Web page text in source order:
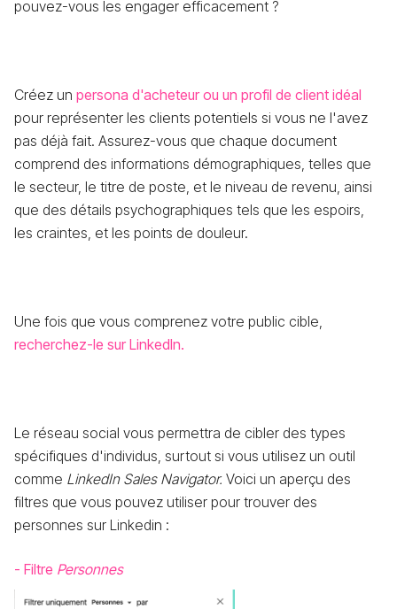
pouvez-vous les engager efficacement ?
Créez un persona d'acheteur ou un profil de client idéal
pour représenter les clients potentiels si vous ne l'avez
pas déjà fait. Assurez-vous que chaque document
comprend des informations démographiques, telles que
le secteur, le titre de poste, et le niveau de revenu, ainsi
que des détails psychographiques tels que les espoirs,
les craintes, et les points de douleur.
Une fois que vous comprenez votre public cible,
recherchez-le sur LinkedIn.
Le réseau social vous permettra de cibler des types
spécifiques d'individus, surtout si vous utilisez un outil
comme LinkedIn Sales Navigator. Voici un aperçu des
filtres que vous pouvez utiliser pour trouver des
personnes sur Linkedin :
- Filtre Personnes